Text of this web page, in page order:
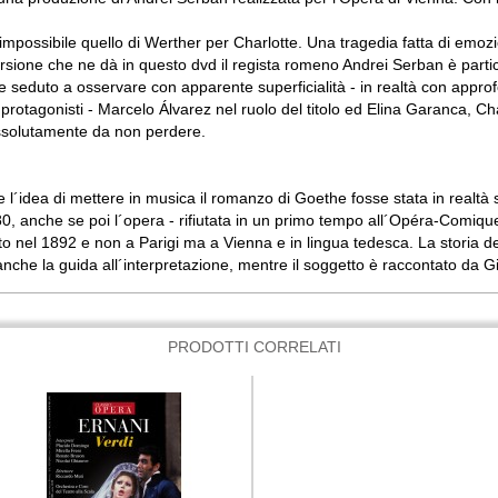
quello di Werther per Charlotte. Una tragedia fatta di
che ne dà in questo dvd il regista romeno Andrei Serban è
seduto a osservare con apparente superficialità - in realtà con
- Marcelo Álvarez nel ruolo del titolo ed Elina Garanca,
da non perdere.
l´idea di mettere in musica il romanzo di Goethe fosse stata in realtà
anche se poi l´opera - rifiutata in un primo tempo all´Opéra-
nel 1892 e non a Parigi ma a Vienna e in lingua tedesca. La storia
la guida all´interpretazione, mentre il soggetto è raccontato da
PRODOTTI CORRELATI